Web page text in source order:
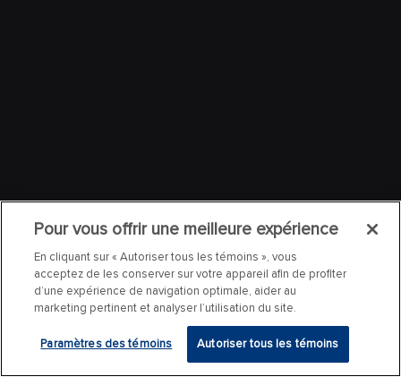
Pour vous offrir une meilleure expérience
En cliquant sur « Autoriser tous les témoins », vous
acceptez de les conserver sur votre appareil afin de profiter
d’une expérience de navigation optimale, aider au
marketing pertinent et analyser l’utilisation du site.
Paramètres des témoins Autoriser tous les témoins